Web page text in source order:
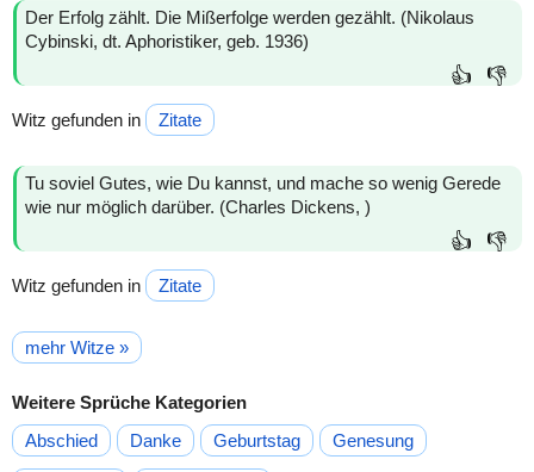
Der Erfolg zählt. Die Mißerfolge werden gezählt. (Nikolaus
Cybinski, dt. Aphoristiker, geb. 1936)
👍 👎
Witz gefunden in Zitate
Tu soviel Gutes, wie Du kannst, und mache so wenig Gerede
wie nur möglich darüber. (Charles Dickens, )
👍 👎
Witz gefunden in Zitate
mehr Witze »
Weitere Sprüche Kategorien
Abschied
Danke Geburtstag Genesung